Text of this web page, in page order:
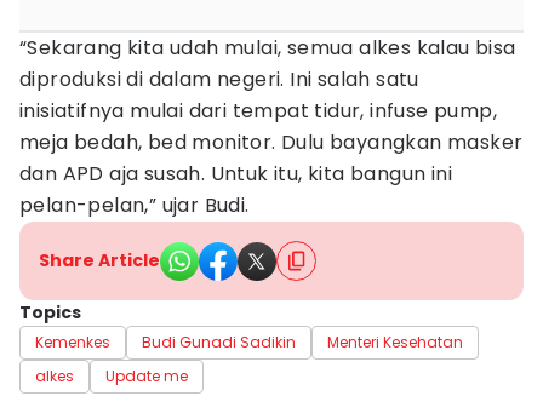
“Sekarang kita udah mulai, semua alkes kalau bisa
diproduksi di dalam negeri. Ini salah satu
inisiatifnya mulai dari tempat tidur, infuse pump,
meja bedah, bed monitor. Dulu bayangkan masker
dan APD aja susah. Untuk itu, kita bangun ini
pelan-pelan,” ujar Budi.
Share Article
Topics
Kemenkes Budi Gunadi Sadikin
Menteri Kesehatan
alkes
Update me